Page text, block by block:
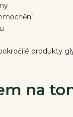
produkty
na